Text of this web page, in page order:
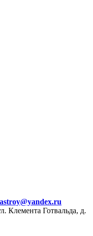
Клемента Готвальда, д.